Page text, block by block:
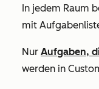
In jedem Raum
mit
Nur Aufgaben,
werden in